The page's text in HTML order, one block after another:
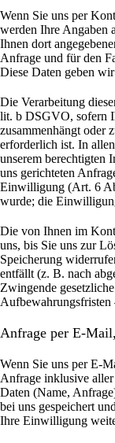
Wenn Sie uns per
werden Ihre Angaben
Ihnen dort
Anfrage und für den
Diese Daten geben
Die Verarbeitung
lit. b DSGVO, sofern
zusammenhängt oder
erforderlich ist. In
unserem berechtigten
uns gerichteten
Einwilligung (Art. 6
wurde; die
Die von Ihnen im
uns, bis Sie uns zur
Speicherung
entfällt (z. B. nach
Zwingende
Aufbewahrungsfristen
Anfrage per E-
Wenn Sie uns per E-
Anfrage inklusive aller
Daten (Name,
bei uns gespeichert
Ihre Einwilligung